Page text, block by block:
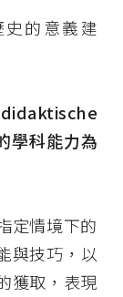
的意義建
didaktische
學科能力為
定情境下的
與技巧， 以
獲取，表現